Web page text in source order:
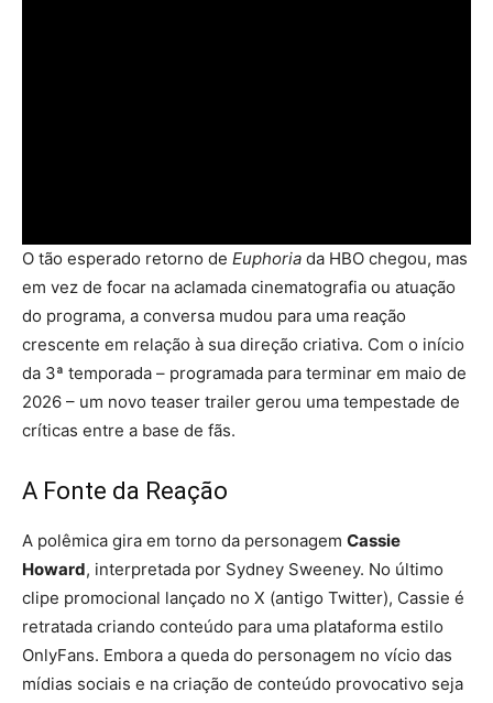
O tão esperado retorno de Euphoria da HBO chegou, mas
em vez de focar na aclamada cinematografia ou atuação
do programa, a conversa mudou para uma reação
crescente em relação à sua direção criativa. Com o início
da 3ª temporada – programada para terminar em maio de
2026 – um novo teaser trailer gerou uma tempestade de
críticas entre a base de fãs.
A Fonte da Reação
A polêmica gira em torno da personagem Cassie
Howard, interpretada por Sydney Sweeney. No último
clipe promocional lançado no X (antigo Twitter), Cassie é
retratada criando conteúdo para uma plataforma estilo
OnlyFans. Embora a queda do personagem no vício das
mídias sociais e na criação de conteúdo provocativo seja